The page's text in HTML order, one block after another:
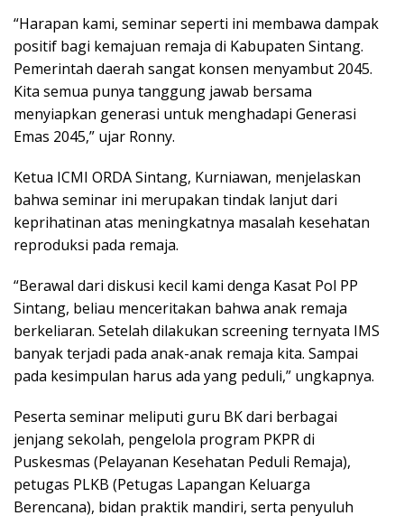
“Harapan kami, seminar seperti ini membawa dampak
positif bagi kemajuan remaja di Kabupaten Sintang.
Pemerintah daerah sangat konsen menyambut 2045.
Kita semua punya tanggung jawab bersama
menyiapkan generasi untuk menghadapi Generasi
Emas 2045,” ujar Ronny.
Ketua ICMI ORDA Sintang, Kurniawan, menjelaskan
bahwa seminar ini merupakan tindak lanjut dari
keprihatinan atas meningkatnya masalah kesehatan
reproduksi pada remaja.
“Berawal dari diskusi kecil kami denga Kasat Pol PP
Sintang, beliau menceritakan bahwa anak remaja
berkeliaran. Setelah dilakukan screening ternyata IMS
banyak terjadi pada anak-anak remaja kita. Sampai
pada kesimpulan harus ada yang peduli,” ungkapnya.
Peserta seminar meliputi guru BK dari berbagai
jenjang sekolah, pengelola program PKPR di
Puskesmas (Pelayanan Kesehatan Peduli Remaja),
petugas PLKB (Petugas Lapangan Keluarga
Berencana), bidan praktik mandiri, serta penyuluh